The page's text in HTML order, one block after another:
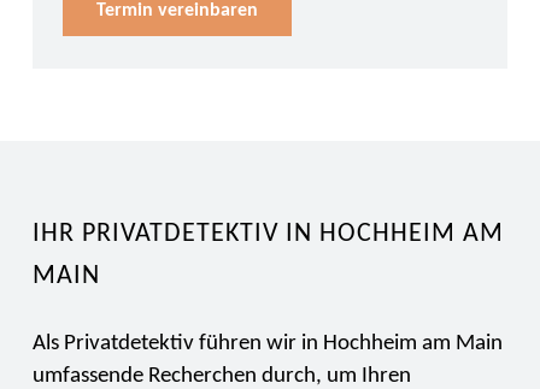
Termin vereinbaren
IHR PRIVATDETEKTIV IN HOCHHEIM AM
MAIN
Als Privatdetektiv führen wir in Hochheim am Main
umfassende Recherchen durch, um Ihren